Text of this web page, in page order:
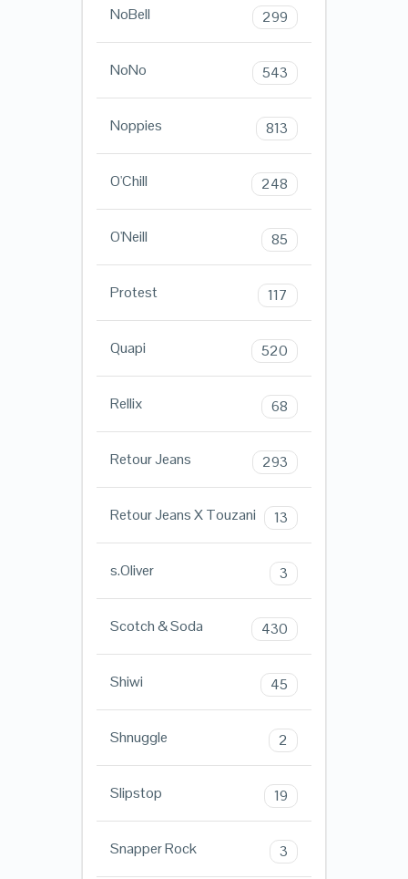
NoBell 299
NoNo 543
Noppies 813
O'Chill 248
O'Neill 85
Protest 117
Quapi 520
Rellix 68
Retour Jeans 293
Retour Jeans X Touzani 13
s.Oliver 3
Scotch & Soda 430
Shiwi 45
Shnuggle 2
Slipstop 19
Snapper Rock 3